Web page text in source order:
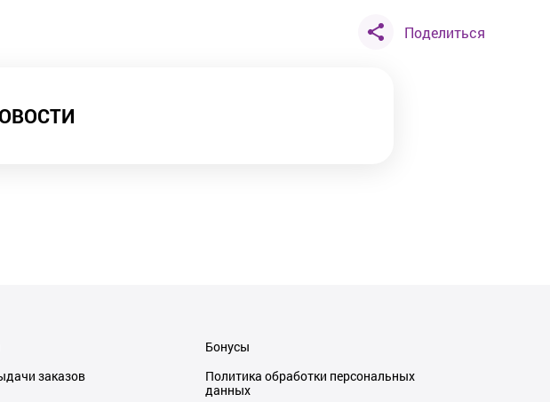
Поделиться
заказов
Бонусы
Политика обработки персональных
данных